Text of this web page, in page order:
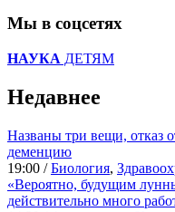
Мы в соцсетях
НАУКА ДЕТЯМ
Недавнее
Названы три вещи, отказ
деменцию
19:00 /Биология,
«Вероятно, будущим
действительно много